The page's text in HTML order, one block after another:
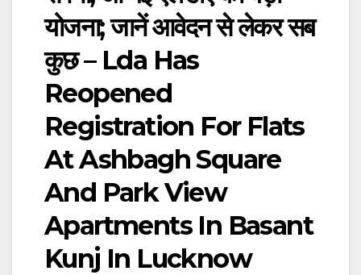
योजना; जानें आवेदन से लेकर सब
कुछ – Lda Has
Reopened
Registration For Flats
At Ashbagh Square
And Park View
Apartments In Basant
Kunj In Lucknow